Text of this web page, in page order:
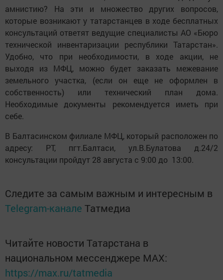
амнистию? На эти и множество других вопросов,
которые возникают у татарстанцев в ходе бесплатных
консультаций ответят ведущие специалисты АО «Бюро
технической инвентаризации республики Татарстан».
Удобно, что при необходимости, в ходе акции, не
выходя из МФЦ, можно будет заказать межевание
земельного участка, (если он еще не оформлен в
собственность) или технический план дома.
Необходимые документы рекомендуется иметь при
себе.
В Балтасинском филиале МФЦ, который расположен по
адресу: РТ, пгт.Балтаси, ул.В.Булатова д.24/2
консультации пройдут 28 августа с 9:00 до 13:00.
Следите за самым важным и интересным в
Telegram-канале Татмедиа
Читайте новости Татарстана в
национальном мессенджере MАХ:
https://max.ru/tatmedia